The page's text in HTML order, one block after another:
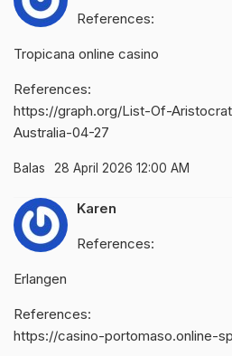
References:
Tropicana online casino
References:
https://graph.org/List-Of-
Australia-04-27
Balas 28 April 2026 12:00 AM
Karen
References:
Erlangen
References:
https://casino-portomaso.online-